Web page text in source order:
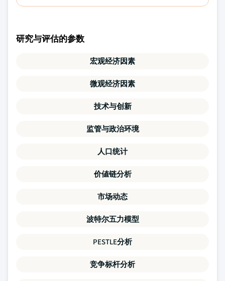
研究与评估的参数
宏观经济因素
微观经济因素
技术与创新
监管与政治环境
人口统计
价値链分析
市场动态
波特尔五力模型
PESTLE分析
竞争标杆分析